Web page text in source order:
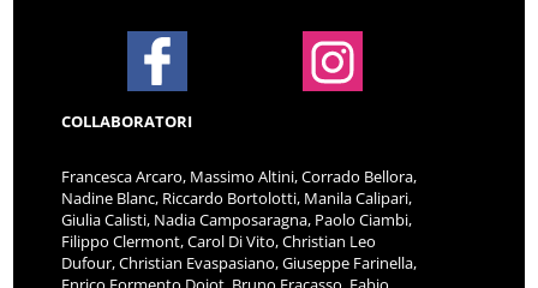
COLLABORATORI
Francesca Arcaro, Massimo Altini, Corrado Bellora,
Nadine Blanc, Riccardo Bortolotti, Manila Calipari,
Giulia Calisti, Nadia Camposaragna, Paolo Ciambi,
Filippo Clermont, Carol Di Vito, Christian Leo
Dufour, Christian Evaspasiano, Giuseppe Farinella,